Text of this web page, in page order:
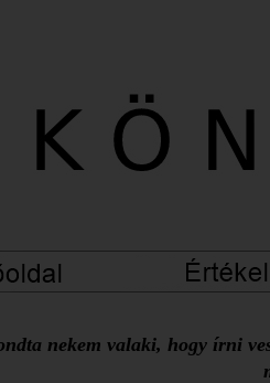
nekem valaki, hogy írni